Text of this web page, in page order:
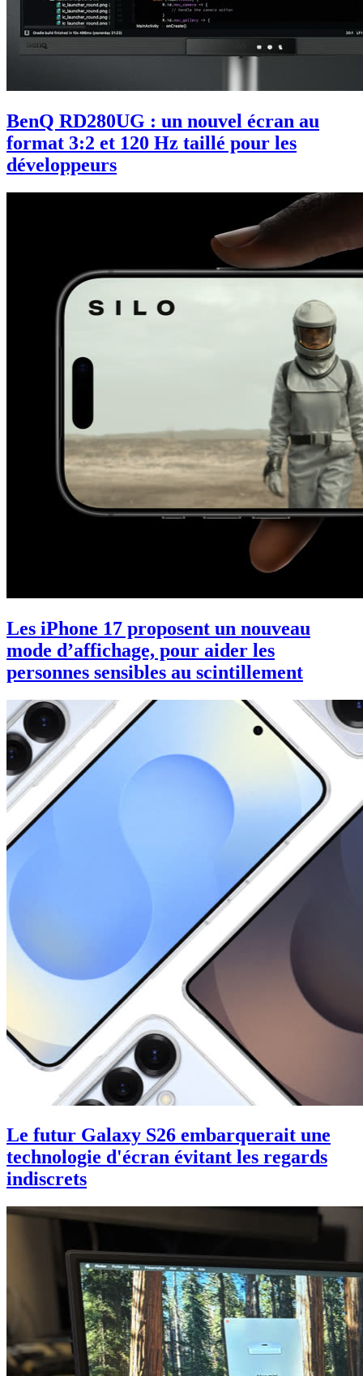
BenQ RD280UG : un nouvel écran au
format 3:2 et 120 Hz taillé pour les
développeurs
Les iPhone 17 proposent un nouveau
mode d’affichage, pour aider les
personnes sensibles au scintillement
Le futur Galaxy S26 embarquerait une
technologie d'écran évitant les regards
indiscrets